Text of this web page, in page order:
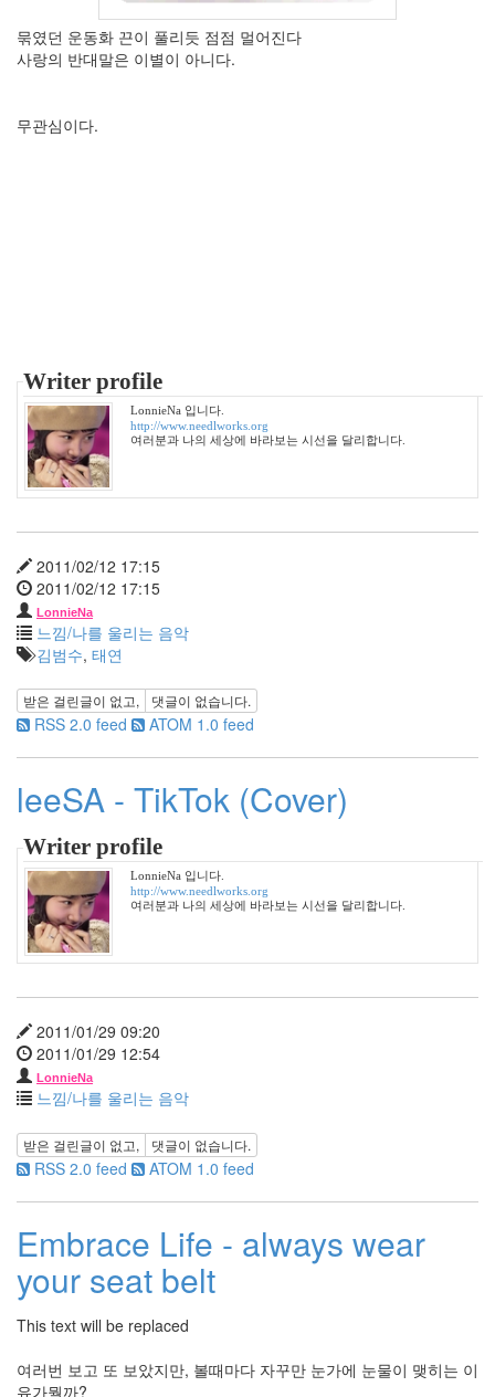
묶였던 운동화 끈이 풀리듯 점점 멀어진다
사랑의 반대말은 이별이 아니다.
무관심이다.
Writer profile
LonnieNa 입니다.
http://www.needlworks.org
여러분과 나의 세상에 바라보는 시선을 달리합니다.
2011/02/12 17:15
2011/02/12 17:15
LonnieNa
느낌/나를 울리는 음악
김범수, 태연
받은 걸린글이 없고, 댓글이 없습니다.
RSS 2.0 feed ATOM 1.0 feed
leeSA - TikTok (Cover)
Writer profile
LonnieNa 입니다.
http://www.needlworks.org
여러분과 나의 세상에 바라보는 시선을 달리합니다.
2011/01/29 09:20
2011/01/29 12:54
LonnieNa
느낌/나를 울리는 음악
받은 걸린글이 없고, 댓글이 없습니다.
RSS 2.0 feed ATOM 1.0 feed
Embrace Life - always wear
your seat belt
This text will be replaced
여러번 보고 또 보았지만, 볼때마다 자꾸만 눈가에 눈물이 맺히는 이
유가뭘까?
년
11
2005
월
42
2006
년
2
월
45
2006
3
월
35
2006
년
월
25
5
월
21
2006
년
6
월
1
2006
년
월
21
2006
년
월
26
9
월
17
년
월
22